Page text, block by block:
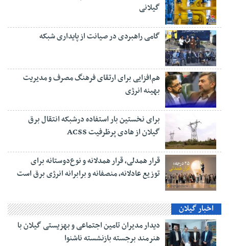
گیلانی
گامی راهبردی در صیانت از پایداری شبکه
هم‌افزایی برای ارتقای فرهنگ مصرف و مدیریت
بهینه انرژی
برای نخستین بار استفاده درشبکه انتقال برق
گیلان از هادی پرظرفیت ACSS
قرار همدلی، قرار همدلانه و نوع‌دوستانه برای
توزیع عادلانه، منصفانه و برابرانه انرژی برق است
اخبار گیلان
دیدار مدیران تامین اجتماعی و بهزیستی گیلان با
هنرمند برجسته بازنشسته ناشنوا